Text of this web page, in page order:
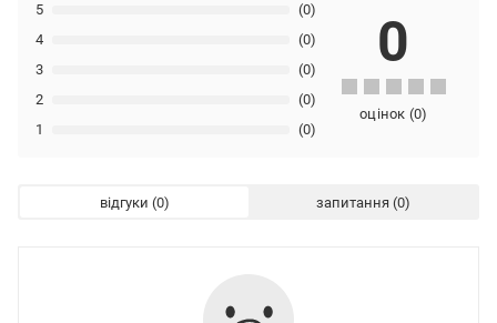
1 (0)
2 (0)
3 (0)
4 (0)
5 (0)
0
оцінок (0)
відгуки запитання